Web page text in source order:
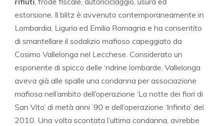
estorsione. Il blitz è avvenuto contemporaneamente in
Lombardia, Liguria ed Emilia Romagna e ha consentito
di smantellare il sodalizio mafioso capeggiato da
Cosimo Vallelonga nel Lecchese. Considerato un
esponente di spicco delle ‘ndrine lombarde, Vallelonga
aveva già alle spalle una condanna per associazione
mafiosa nell’ambito dell’operazione ‘La notte dei fiori di
San Vito’ di metà anni ’90 e dell’operazione ‘Infinito’ del
2010. Una volta scontata l’ultima condanna, avrebbe